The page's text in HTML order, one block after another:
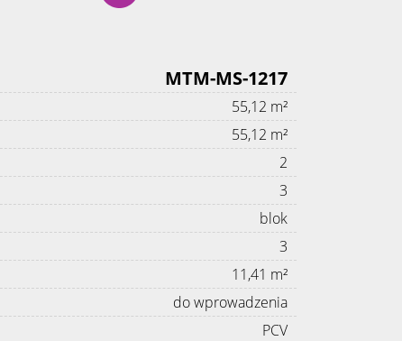
MTM-MS-1217
55,12 m²
55,12 m²
2
3
blok
3
11,41 m²
do wprowadzenia
PCV